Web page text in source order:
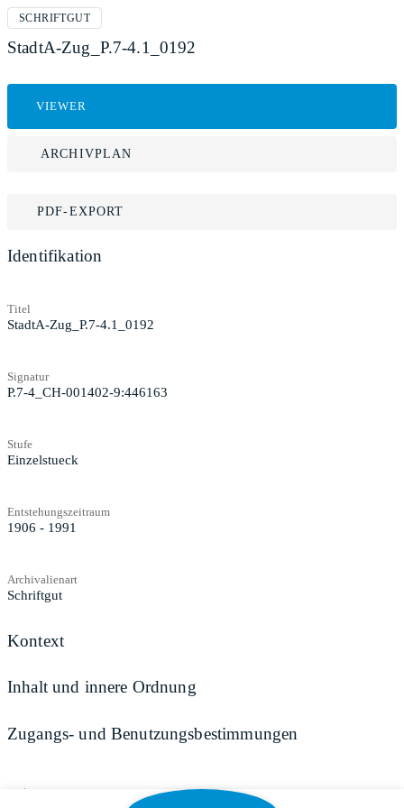
SCHRIFTGUT
StadtA-Zug_P.7-4.1_0192
VIEWER
ARCHIVPLAN
PDF-EXPORT
Identifikation
Titel
StadtA-Zug_P.7-4.1_0192
Signatur
P.7-4_CH-001402-9:446163
Stufe
Einzelstueck
Entstehungszeitraum
1906 - 1991
Archivalienart
Schriftgut
Kontext
Inhalt und innere Ordnung
Zugangs- und Benutzungsbestimmungen
Teilen